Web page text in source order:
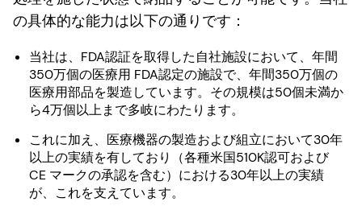
の具体的な能力は以下の通りです：
当社は、FDA認証を取得した自社施設において、年間
350万個の医療用 FDA認定の施設で、年間350万個の
医療用部品を製造しています。その規模は50個未満か
ら4万個以上まで多岐にわたります。
これに加え、医療機器の製造および組立において30年
以上の実績を有しており（各種米国510K認可および
CE マークの承認を含む）における30年以上の実績
が、これを支えています。